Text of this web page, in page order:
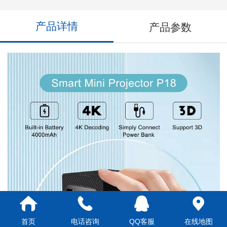
产品详情 产品参数
首页 电话咨询 QQ客服 在线地图